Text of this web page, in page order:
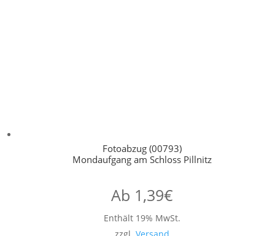
Fotoabzug (00793)
Mondaufgang am Schloss Pillnitz
Ab 1,39€
Enthält 19% MwSt.